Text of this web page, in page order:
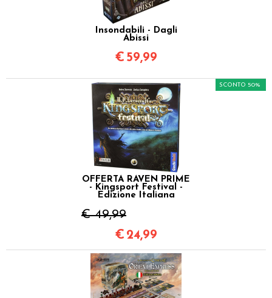
Insondabili - Dagli
Abissi
€ 59,99
OFFERTA RAVEN PRIME
- Kingsport Festival -
Edizione Italiana
€ 49,99
SCONTO 50%
€ 24,99